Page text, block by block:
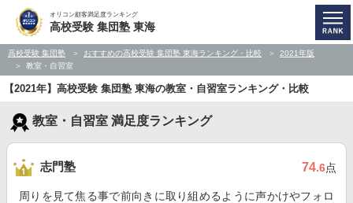
オリコン顧客満足度ランキング
高校受験 集団塾 東海
高校受験 集団塾 おすすめの高校受験 集団塾 東海ランキング・比較
2021年版
教室・自習室
【2021年】高校受験 集団塾 東海の教室・自習室ランキング・比較
教室・自習室 満足度ランキング
志門塾 74.6点
周りを見て焦る事で前向きに取り組めるように声かけやフォロ